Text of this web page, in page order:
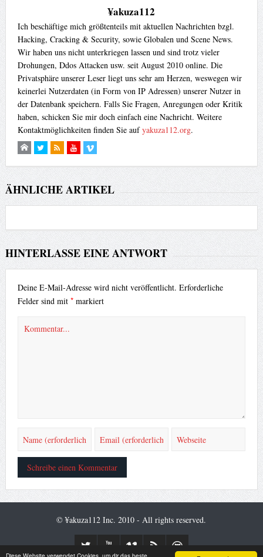
¥akuza112
Ich beschäftige mich größtenteils mit aktuellen Nachrichten bzgl.
Hacking, Cracking & Security, sowie Globalen und Scene News.
Wir haben uns nicht unterkriegen lassen und sind trotz vieler
Drohungen, Ddos Attacken usw. seit August 2010 online. Die
Privatsphäre unserer Leser liegt uns sehr am Herzen, weswegen wir
keinerlei Nutzerdaten (in Form von IP Adressen) unserer Nutzer in
der Datenbank speichern. Falls Sie Fragen, Anregungen oder Kritik
haben, schicken Sie mir doch einfach eine Nachricht. Weitere
Kontaktmöglichkeiten finden Sie aufyakuza112.org.
ÄHNLICHE ARTIKEL
HINTERLASSE EINE ANTWORT
Deine E-Mail-Adresse wird nicht veröffentlicht. Erforderliche
Felder sind mit *markiert
© ¥akuza112 Inc. 2010 - All rights reserved.